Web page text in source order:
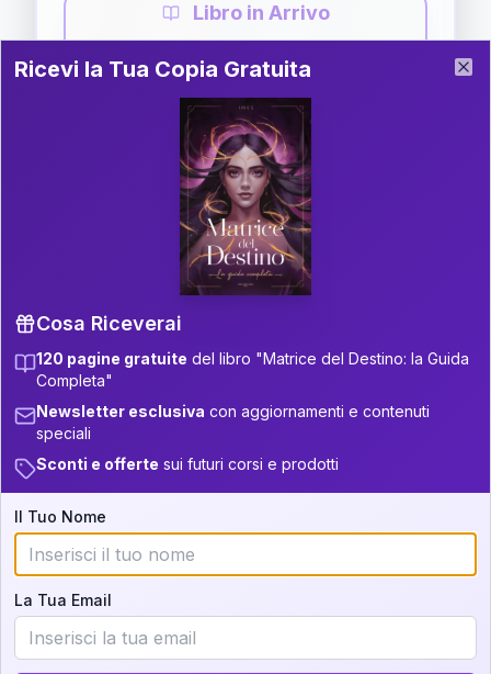
Libro in Arrivo
Guida completa di Coppia
Il libro è in fase di scrittura. Iscriviti alla newsletter
per ricevere aggiornamenti!
P.S. Interpretazione parziale
gratuita
Scorri più in basso per vedere
un'interpretazione parziale gratuita della tua
Iscriviti alla newsletter per ricevere
aggiornamenti quando sarà disponibile.
Cosa scoprirete nella vostra
interpretazione:
💕 Come rafforzare la vostra unione
Ricevi la Tua Copia Gratuita del Libro
Ricevi la Tua Copia Gratuita
Cosa Riceverai
120 pagine gratuite del libro "Matrice del Destino: la Guida
Completa"
Newsletter esclusiva con aggiornamenti e contenuti
speciali
Sconti e offerte sui futuri corsi e prodotti
Il Tuo Nome
La Tua Email